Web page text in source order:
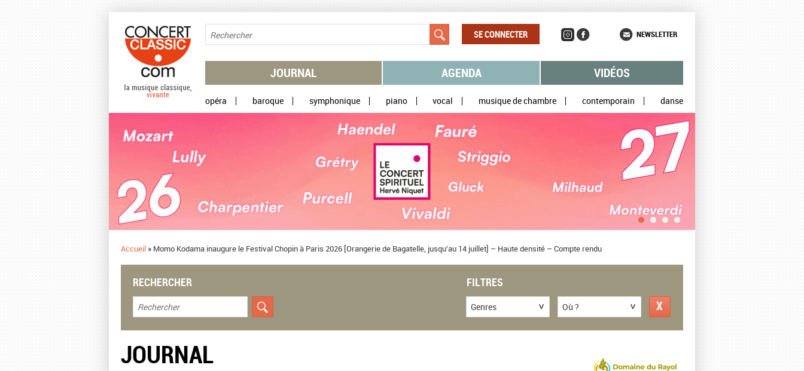
SE CONNECTER NEWSLETTER
JOURNAL AGENDA VIDÉOS
opéra baroque symphonique piano vocal musique de chambre contemporain danse
Accueil » ​Momo Kodama inaugure le Festival Chopin à Paris 2026 [Orangerie de Bagatelle, jusqu'au 14 juillet] – Haute densité – Compte rendu
RECHERCHER FILTRES
Genres Où ?
JOURNAL